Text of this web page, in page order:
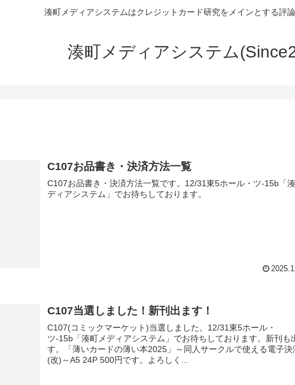
湊町メディアシステムはクレジットカード研究をメインとする評論
湊町メディアシステム
C107お品書き・決済方法一覧
C107お品書き・決済方法一覧です。12/31東5ホール・ツ-15b「
ディアシステム」でお待ちしております。
C107当選しました！新刊出ます！
C107(コミックマーケット)当選しました。12/31東5ホール・
ツ-15b「湊町メディアシステム」でお待ちしております。新刊も
す。「薄いカードの薄い本2025」～同人サークルで使える電子決
(改)～A5 24P 500円です。よろしく...